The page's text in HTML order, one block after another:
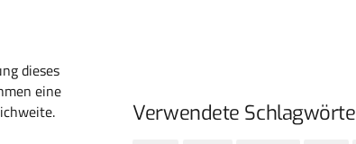
dieses
eine
Verwendete